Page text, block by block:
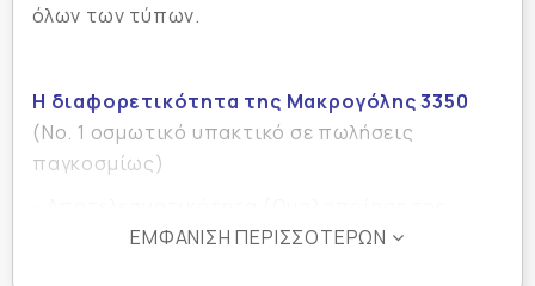
όλων των τύπων.
Η διαφορετικότητα της Μακρογόλης 3350
(Νο. 1 οσμωτικό υπακτικό σε πωλήσεις
παγκοσμίως)
κινητικότητας του εντέρου)
ΕΜΦΆΝΙΣΗ ΠΕΡΙΣΣΌΤΕΡΩΝ